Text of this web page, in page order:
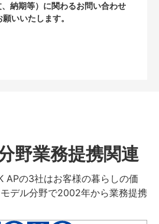
納期等）に関わるお問い合わせ
願いいたします。
野業務提携関連
APの3社はお客様の暮らしの価
デル分野で2002年から業務提携